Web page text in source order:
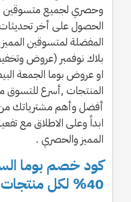
وحصري لجميع متسوقين
الحصول على أخر
المفضلة لمتسوقين
بلاك نوفمبر (عروض
او عروض بوما الجمعة
المنتجات ,أسرع للتسوق
أفضل وأهم مشترياتك من
المميز والحصري .
كود خصم بوما
40% لكل منتجات متجر Puma ksa